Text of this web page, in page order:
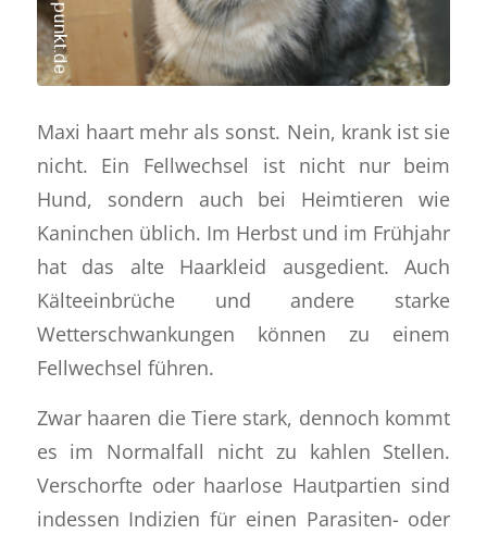
Maxi haart mehr als sonst. Nein, krank ist sie
nicht. Ein Fellwechsel ist nicht nur beim
Hund, sondern auch bei Heimtieren wie
Kaninchen üblich. Im Herbst und im Frühjahr
hat das alte Haarkleid ausgedient. Auch
Kälteeinbrüche und andere starke
Wetterschwankungen können zu einem
Fellwechsel führen.
Zwar haaren die Tiere stark, dennoch kommt
es im Normalfall nicht zu kahlen Stellen.
Verschorfte oder haarlose Hautpartien sind
indessen Indizien für einen Parasiten- oder